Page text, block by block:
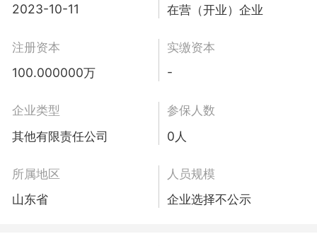
2023-10-11
在营（开业）企业
注册资本
100.000000万
实缴资本
-
企业类型
其他有限责任公司
参保人数
0人
所属地区
山东省
人员规模
企业选择不公示